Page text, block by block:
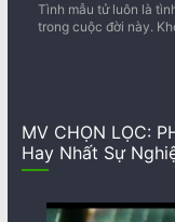
Tình mẫu tử luôn là
trong cuộc đời này.
MV CHỌN LỌC:
Hay Nhất Sự